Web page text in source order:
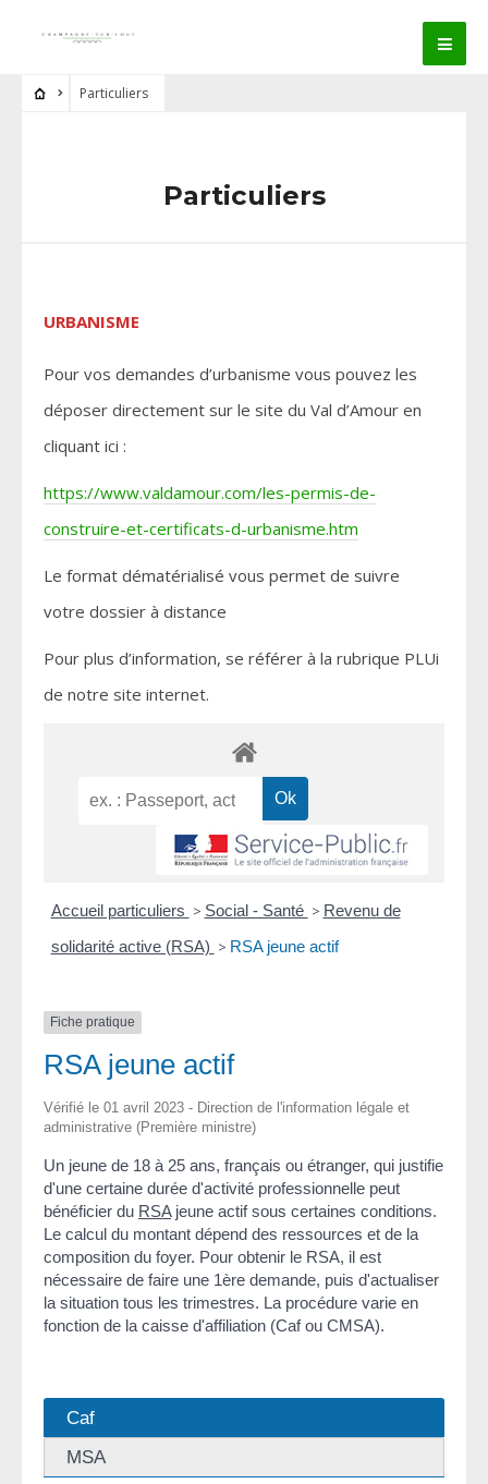
Particuliers
Particuliers
URBANISME
Pour vos demandes d’urbanisme vous pouvez les
déposer directement sur le site du Val d’Amour en
cliquant ici :
https://www.valdamour.com/les-permis-de-
construire-et-certificats-d-urbanisme.htm
Le format dématérialisé vous permet de suivre
votre dossier à distance
Pour plus d’information, se référer à la rubrique PLUi
de notre site internet.
Accueil particuliers > Social - Santé > Revenu de
solidarité active (RSA) > RSA jeune actif
Fiche pratique
RSA jeune actif
Vérifié le 01 avril 2023 - Direction de l'information légale et
administrative (Première ministre)
Un jeune de 18 à 25 ans, français ou étranger, qui justifie
d'une certaine durée d'activité professionnelle peut
bénéficier du RSAjeune actif sous certaines conditions.
Le calcul du montant dépend des ressources et de la
composition du foyer. Pour obtenir le RSA, il est
nécessaire de faire une 1ère demande, puis d'actualiser
la situation tous les trimestres. La procédure varie en
fonction de la caisse d'affiliation (Caf ou CMSA).
Caf
MSA